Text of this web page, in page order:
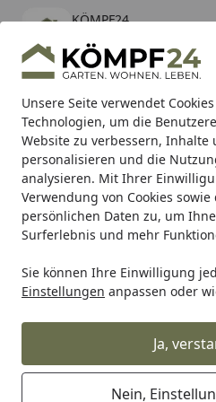
Unsere Seite verwendet
Technologien, um die
Website zu verbessern, Inhalte
personalisieren und die
analysieren. Mit Ihrer
Verwendung von Cookies
persönlichen Daten zu, um
Surferlebnis und mehr
Sie können Ihre Einwilligung
Einstellungen anpassen oder
Ja,
Nein,
KÖMPF24
kostenlos - Im App Store
Alle Produkte
Mein Konto
Suchen
Karibu Pools inkl. gratis
Starterset
Startseite
UFO Plast Verkleidungssatz
UFO Plast
Yamaha [YAKIT326-